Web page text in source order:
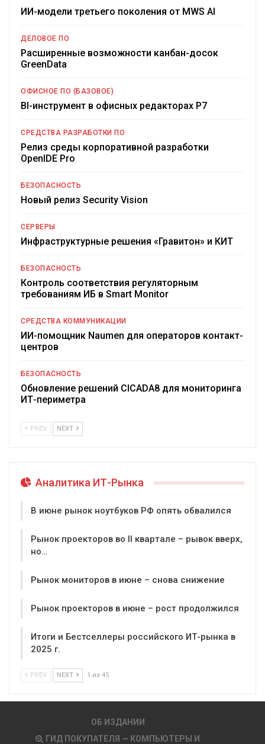
ИИ-модели третьего поколения от MWS AI
ДЕЛОВОЕ ПО
Расширенные возможности канбан-досок
GreenData
ОФИСНОЕ ПО (БАЗОВОЕ)
BI-инструмент в офисных редакторах Р7
СРЕДСТВА РАЗРАБОТКИ ПО
Релиз среды корпоративной разработки
OpenIDE Pro
БЕЗОПАСНОСТЬ
Новый релиз Security Vision
СЕРВЕРЫ
Инфраструктурные решения «Гравитон» и КИТ
БЕЗОПАСНОСТЬ
Контроль соответствия регуляторным
требованиям ИБ в Smart Monitor
СРЕДСТВА КОММУНИКАЦИИ
ИИ-помощник Naumen для операторов контакт-
центров
БЕЗОПАСНОСТЬ
Обновление решений CICADA8 для мониторинга
ИТ-периметра
PREV NEXT
Аналитика ИТ-Рынка
В июне рынок ноутбуков РФ опять обвалился
Рынок проекторов во II квартале – рывок вверх,
но…
Рынок мониторов в июне – снова снижение
Рынок проекторов в июне – рост продолжился
Итоги и Бестселлеры российского ИТ-рынка в
2025 г.
PREV NEXT 1 из 45
ОБ ИЗДАНИИ
ГИД ПОКУПАТЕЛЯ — КОМПЬЮТЕРЫ И